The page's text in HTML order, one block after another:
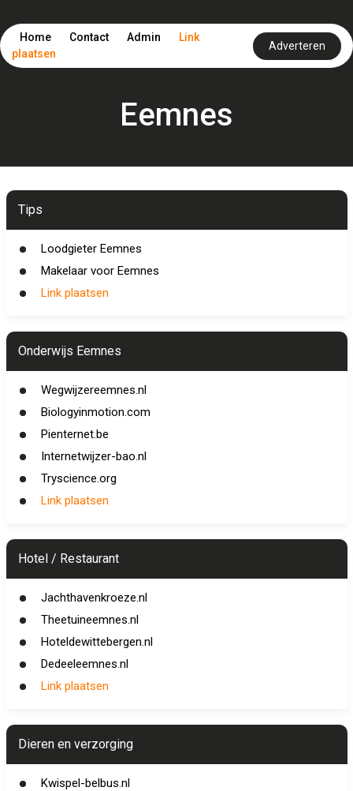
Home Contact Admin
Link
plaatsen
Adverteren
Eemnes
Tips
Loodgieter Eemnes
Makelaar voor Eemnes
Link plaatsen
Onderwijs Eemnes
Wegwijzereemnes.nl
Biologyinmotion.com
Pienternet.be
Internetwijzer-bao.nl
Tryscience.org
Link plaatsen
Hotel / Restaurant
Jachthavenkroeze.nl
Theetuineemnes.nl
Hoteldewittebergen.nl
Dedeeleemnes.nl
Link plaatsen
Dieren en verzorging
Kwispel-belbus.nl